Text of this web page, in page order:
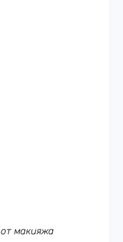
макияжа